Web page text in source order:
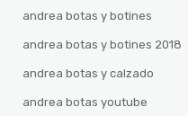
andrea botas y botines
andrea botas y botines 2018
andrea botas y calzado
andrea botas youtube